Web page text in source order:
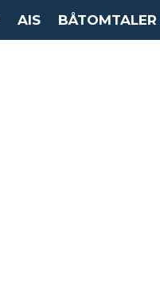
AIS BÅTOMTALER